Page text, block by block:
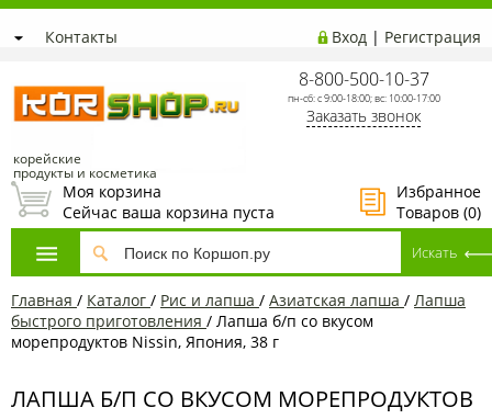
Контакты Вход | Регистрация
корейские
продукты и косметика
8-800-500-10-37
пн-сб: с 9:00-18:00; вс: 10:00-17:00
Заказать звонок
Избранное
Товаров (0)
Моя корзина
Сейчас ваша корзина пуста
Главная / Каталог / Рис и лапша / Азиатская лапша / Лапша
быстрого приготовления / Лапша б/п со вкусом
морепродуктов Nissin, Япония, 38 г
ЛАПША Б/П СО ВКУСОМ МОРЕПРОДУКТОВ